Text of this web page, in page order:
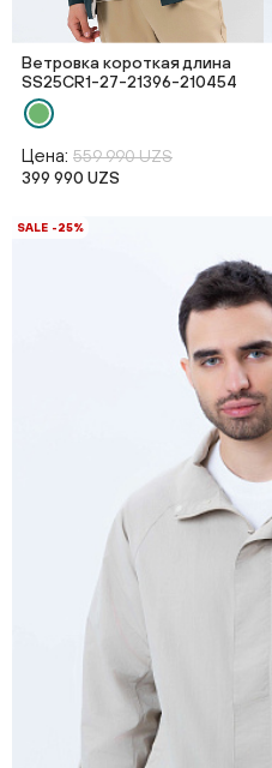
Ветровка короткая длина
SS25CR1-27-21396-210454
Цена: 559 990 UZS
399 990 UZS
SALE -25%